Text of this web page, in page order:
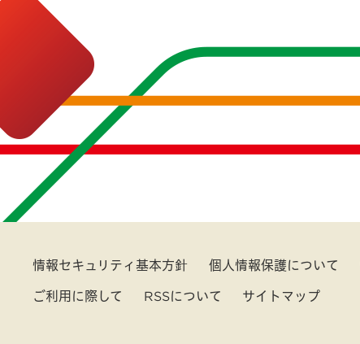
情報セキュリティ基本方針 個人情報保護について
ご利用に際して
RSSについて サイトマップ